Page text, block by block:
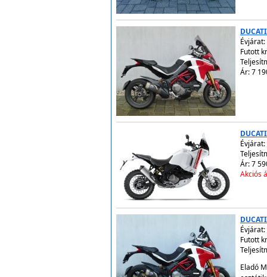
Évjárat:
Futott
Ár: 7
Évjárat:
Ár: 7
Akciós
Évjárat:
Futott
Eladó